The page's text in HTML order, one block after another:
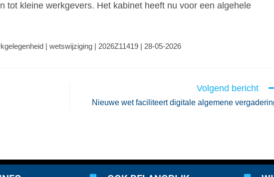
tot kleine werkgevers. Het kabinet heeft nu voor een algehele
| wetswijziging | 2026Z11419 | 28-05-2026
Volgend bericht
Nieuwe wet faciliteert digitale algemene